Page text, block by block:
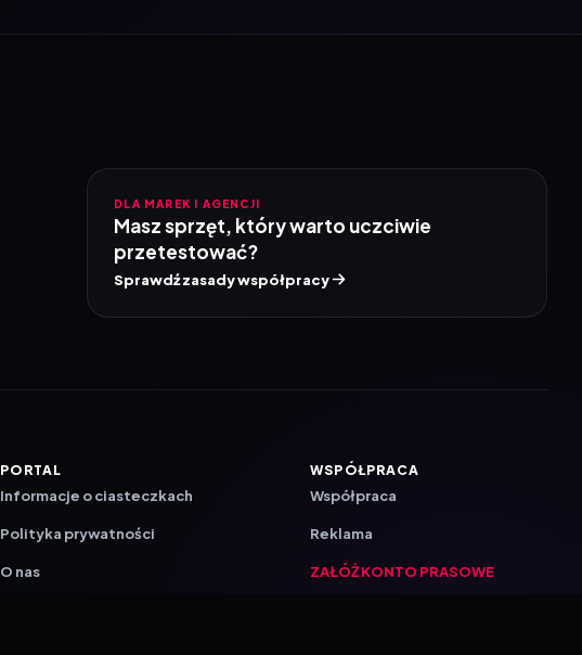
DLA MAREK I AGENCJI
Masz sprzęt, który warto uczciwie
przetestować?
Sprawdź zasady współpracy
PORTAL
Informacje o ciasteczkach
Polityka prywatności
O nas
WSPÓŁPRACA
Współpraca
Reklama
ZAŁÓŻ KONTO PRASOWE